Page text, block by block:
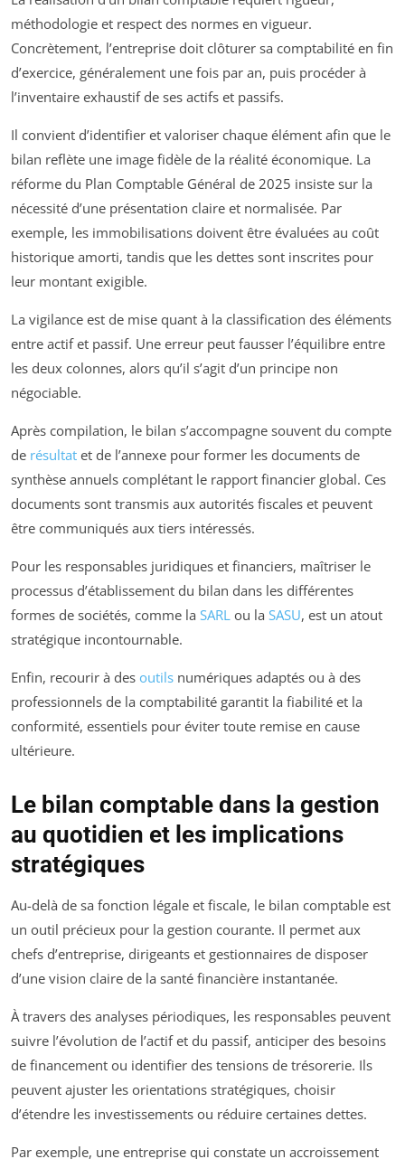
méthodologie et respect des normes en vigueur.
Concrètement, l’entreprise doit clôturer sa comptabilité en fin
d’exercice, généralement une fois par an, puis procéder à
l’inventaire exhaustif de ses actifs et passifs.
Il convient d’identifier et valoriser chaque élément afin que le
bilan reflète une image fidèle de la réalité économique. La
réforme du Plan Comptable Général de 2025 insiste sur la
nécessité d’une présentation claire et normalisée. Par
exemple, les immobilisations doivent être évaluées au coût
historique amorti, tandis que les dettes sont inscrites pour
leur montant exigible.
La vigilance est de mise quant à la classification des éléments
entre actif et passif. Une erreur peut fausser l’équilibre entre
les deux colonnes, alors qu’il s’agit d’un principe non
négociable.
Après compilation, le bilan s’accompagne souvent du compte
de résultat et de l’annexe pour former les documents de
synthèse annuels complétant le rapport financier global. Ces
documents sont transmis aux autorités fiscales et peuvent
être communiqués aux tiers intéressés.
Pour les responsables juridiques et financiers, maîtriser le
processus d’établissement du bilan dans les différentes
formes de sociétés, comme la SARL ou la SASU, est un atout
stratégique incontournable.
Enfin, recourir à des outils numériques adaptés ou à des
professionnels de la comptabilité garantit la fiabilité et la
conformité, essentiels pour éviter toute remise en cause
ultérieure.
Le bilan comptable dans la gestion
au quotidien et les implications
stratégiques
Au-delà de sa fonction légale et fiscale, le bilan comptable est
un outil précieux pour la gestion courante. Il permet aux
chefs d’entreprise, dirigeants et gestionnaires de disposer
d’une vision claire de la santé financière instantanée.
À travers des analyses périodiques, les responsables peuvent
suivre l’évolution de l’actif et du passif, anticiper des besoins
de financement ou identifier des tensions de trésorerie. Ils
peuvent ajuster les orientations stratégiques, choisir
d’étendre les investissements ou réduire certaines dettes.
Par exemple, une entreprise qui constate un accroissement